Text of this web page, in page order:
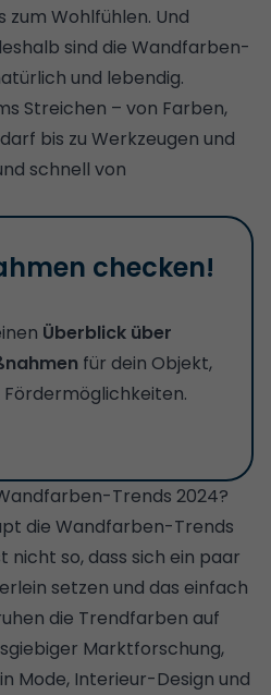
zum Wohlfühlen. Und
sind die Wandfarben-
und lebendig.
Streichen – von Farben,
bis zu Werkzeugen und
schnell von
checken!
Überblick über
für dein Objekt,
Trends 2024?
die Wandfarben-Trends
nicht so, dass sich ein paar
setzen und das einfach
die Trendfarben auf
Marktforschung,
Mode, Interieur-Design und